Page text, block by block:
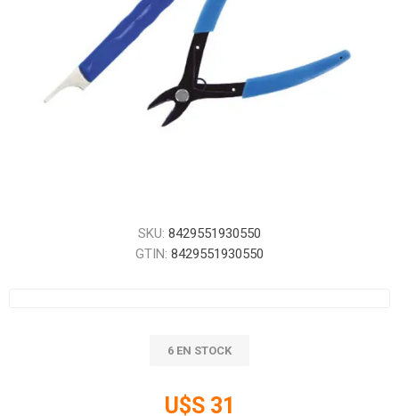
SKU: 8429551930550
GTIN: 8429551930550
6 EN STOCK
U$S 31